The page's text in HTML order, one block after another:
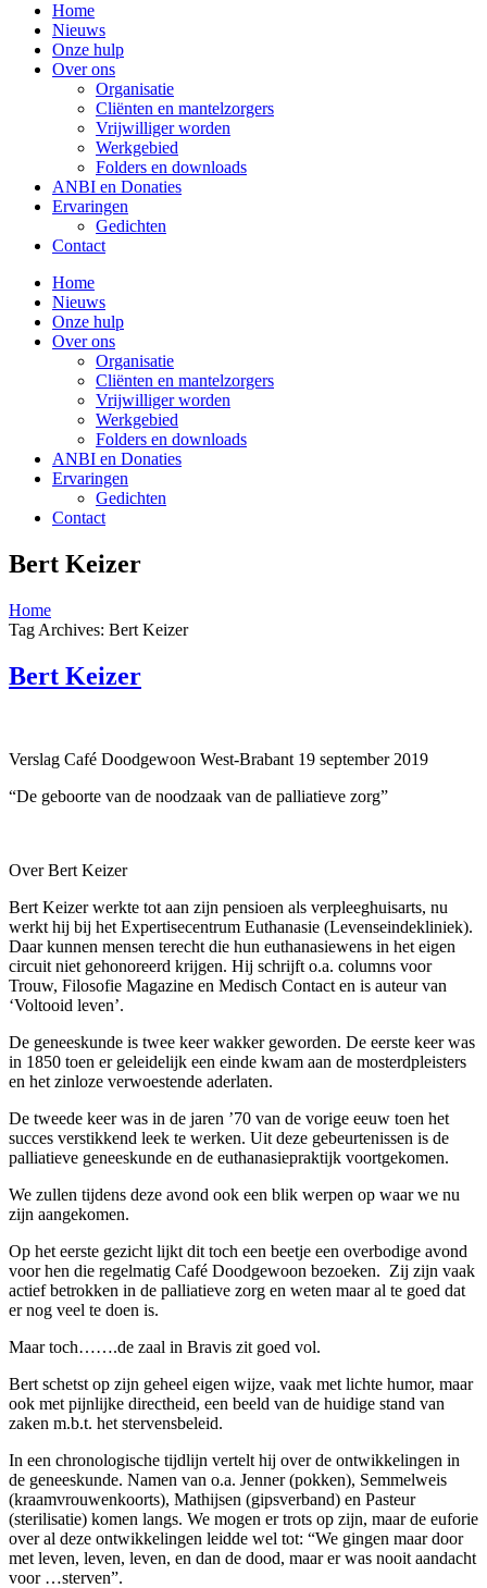
Home
Nieuws
Onze hulp
Over ons
Organisatie
Cliënten en mantelzorgers
Vrijwilliger worden
Werkgebied
Folders en downloads
ANBI en Donaties
Ervaringen
Gedichten
Contact
Home
Nieuws
Onze hulp
Over ons
Organisatie
Cliënten en mantelzorgers
Vrijwilliger worden
Werkgebied
Folders en downloads
ANBI en Donaties
Ervaringen
Gedichten
Contact
Bert Keizer
Home
Tag Archives: Bert Keizer
Bert Keizer
Verslag Café Doodgewoon West-Brabant 19 september 2019
“De geboorte van de noodzaak van de palliatieve zorg”
Over Bert Keizer
Bert Keizer werkte tot aan zijn pensioen als verpleeghuisarts, nu
werkt hij bij het Expertisecentrum Euthanasie (Levenseindekliniek).
Daar kunnen mensen terecht die hun euthanasiewens in het eigen
circuit niet gehonoreerd krijgen. Hij schrijft o.a. columns voor
Trouw, Filosofie Magazine en Medisch Contact en is auteur van
‘Voltooid leven’.
De geneeskunde is twee keer wakker geworden. De eerste keer was
in 1850 toen er geleidelijk een einde kwam aan de mosterdpleisters
en het zinloze verwoestende aderlaten.
De tweede keer was in de jaren ’70 van de vorige eeuw toen het
succes verstikkend leek te werken. Uit deze gebeurtenissen is de
palliatieve geneeskunde en de euthanasiepraktijk voortgekomen.
We zullen tijdens deze avond ook een blik werpen op waar we nu
zijn aangekomen.
Op het eerste gezicht lijkt dit toch een beetje een overbodige avond
voor hen die regelmatig Café Doodgewoon bezoeken. Zij zijn vaak
actief betrokken in de palliatieve zorg en weten maar al te goed dat
er nog veel te doen is.
Maar toch…….de zaal in Bravis zit goed vol.
Bert schetst op zijn geheel eigen wijze, vaak met lichte humor, maar
ook met pijnlijke directheid, een beeld van de huidige stand van
zaken m.b.t. het stervensbeleid.
In een chronologische tijdlijn vertelt hij over de ontwikkelingen in
de geneeskunde. Namen van o.a. Jenner (pokken), Semmelweis
(kraamvrouwenkoorts), Mathijsen (gipsverband) en Pasteur
(sterilisatie) komen langs. We mogen er trots op zijn, maar de euforie
over al deze ontwikkelingen leidde wel tot: “We gingen maar door
met leven, leven, leven, en dan de dood, maar er was nooit aandacht
voor …sterven”.